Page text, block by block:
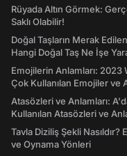
Rüyada Altın Görmek:
Saklı Olabilir!
Doğal Taşların Merak
Hangi Doğal Taş Ne İşe
Emojilerin Anlamları:
Çok Kullanılan Emojiler ve
Atasözleri ve Anlamları:
Kullanılan Atasözleri ve
Tavla Diziliş Şekli Nasıldır?
ve Oynama Yönleri